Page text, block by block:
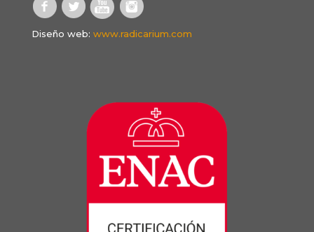
Diseño web: www.radicarium.com